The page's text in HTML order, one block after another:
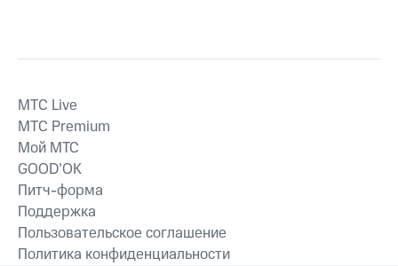
MTС Live
MTС Premium
Мой МТС
GOOD’OK
Питч-форма
Поддержка
Пользовательское соглашение
Политика конфиденциальности